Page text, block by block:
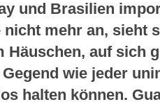
und Brasilien
mehr an, sieht
Häuschen, auf sich
wie jeder
halten können.